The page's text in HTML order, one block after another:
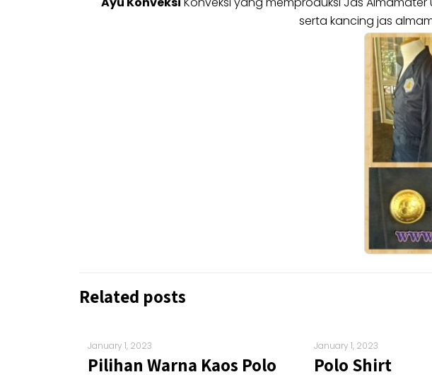
serta kancing jas
Related posts
January 1, 2023
Pilihan Warna Kaos Polo
January 1, 2023
Polo Shirt